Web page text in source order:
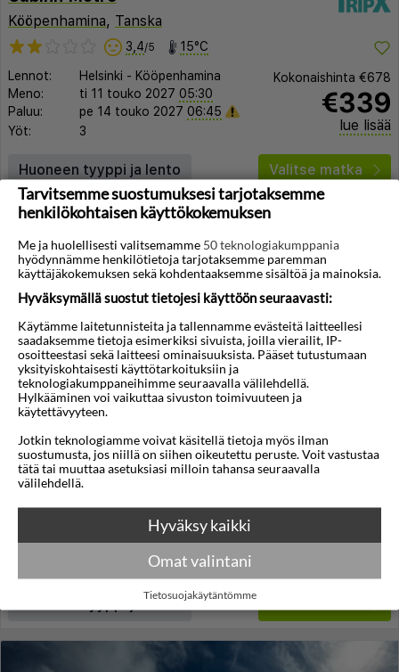
Kööpenhamina, Tanska
3,4/5 15°C
Lennot: Helsinki - Kööpenhamina
Meno:
ti 11 touko 2027 05:30
Paluu:
pe 14 touko 2027 06:45
Yöt:
3
Kokonaishinta €678
€339
lue lisää
Huoneen tyyppi ja lento Valitse matka
◀︎
Cabinn Metro
Kööpenhamina,Tanska
Lennot: Helsinki-Kööpenhamina
ke 12 touko 2027 05:30
Paluu:
la 15 touko 2027 20:30
Kokonaishinta€678
€339
Huoneen tyyppi ja lento
Tarvitsemme suostumuksesi tarjotaksemme
henkilökohtaisen käyttökokemuksen
Me ja huolellisesti valitsemamme 50 teknologiakumppania
hyödynnämme henkilötietoja tarjotaksemme paremman
käyttäjäkokemuksen sekä kohdentaaksemme sisältöä ja mainoksia.
Hyväksymällä suostut tietojesi käyttöön seuraavasti:
Käytämme laitetunnisteita ja tallennamme evästeitä laitteellesi
saadaksemme tietoja esimerkiksi sivuista, joilla vierailit, IP-
osoitteestasi sekä laitteesi ominaisuuksista. Pääset tutustumaan
yksityiskohtaisesti käyttötarkoituksiin ja
teknologiakumppaneihimme seuraavalla välilehdellä.
Hylkääminen voi vaikuttaa sivuston toimivuuteen ja
käytettävyyteen.
Jotkin teknologiamme voivat käsitellä tietoja myös ilman
suostumusta, jos niillä on siihen oikeutettu peruste. Voit vastustaa
tätä tai muuttaa asetuksiasi milloin tahansa seuraavalla
välilehdellä.
Hyväksy kaikki
Omat valintani
Tietosuojakäytäntömme